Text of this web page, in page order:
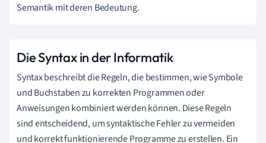
Semantik mit deren Bedeutung.
Die Syntax in der Informatik
Syntax beschreibt die Regeln, die bestimmen, wie Symbole
und Buchstaben zu korrekten Programmen oder
Anweisungen kombiniert werden können. Diese Regeln
sind entscheidend, um syntaktische Fehler zu vermeiden
und korrekt funktionierende Programme zu erstellen. Ein